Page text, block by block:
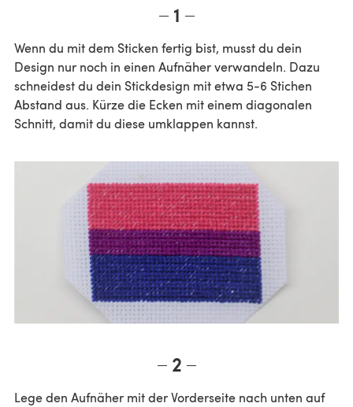
1
Wenn du mit dem Sticken fertig bist, musst du dein
Design nur noch in einen Aufnäher verwandeln. Dazu
schneidest du dein Stickdesign mit etwa 5-6 Stichen
Abstand aus. Kürze die Ecken mit einem diagonalen
Schnitt, damit du diese umklappen kannst.
2
Lege den Aufnäher mit der Vorderseite nach unten auf